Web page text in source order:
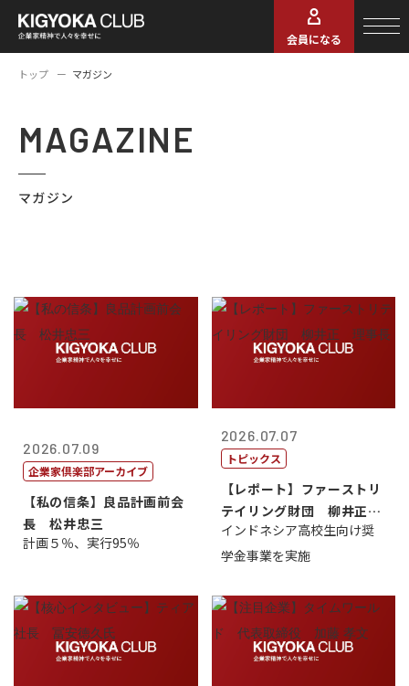
会員になる
トップ マガジン
MAGAZINE
マガジン
2026.07.09
企業家倶楽部アーカイブ
【私の信条】良品計画前会
長 松井忠三
計画５％、実行95％
2026.07.07
トピックス
【レポート】ファーストリ
テイリング財団 柳井正
理事長
インドネシア高校生向け奨
学金事業を実施